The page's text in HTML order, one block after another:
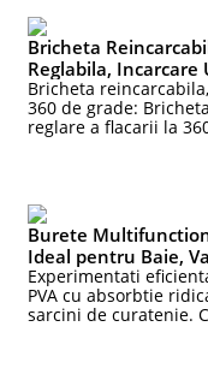
Bricheta
Reglabila, Incarcare
Bricheta
360 de grade:
reglare a flacarii la
Burete
Ideal pentru Baie,
Experimentati
PVA cu absorbtie
sarcini de curatenie.